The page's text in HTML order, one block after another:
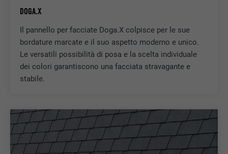
DOGA.X
Il pannello per facciate Doga.X colpisce per le sue
bordature marcate e il suo aspetto moderno e unico.
Le versatili possibilità di posa e la scelta individuale
dei colori garantiscono una facciata stravagante e
stabile.